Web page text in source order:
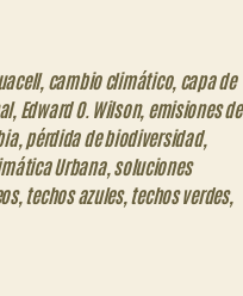
, cambio climático, capa de
, Edward O. Wilson, emisiones de
, pérdida de biodiversidad,
Urbana, soluciones
, techos azules, techos verdes,